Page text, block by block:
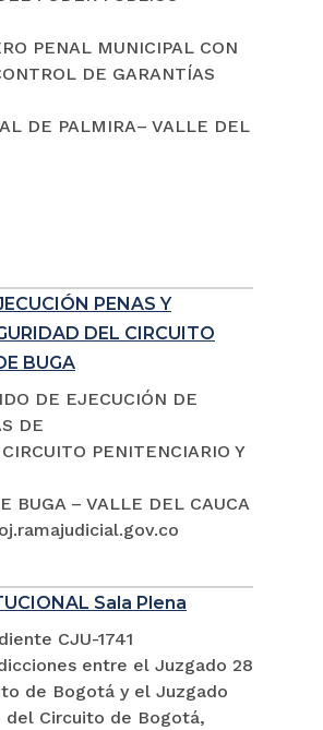
PENAL MUNICIPAL CON
DE GARANTÍAS
DE PALMIRA– VALLE DEL
PENAS Y
DEL CIRCUITO
BUGA
DE EJECUCIÓN DE
DE
PENITENCIARIO Y
BUGA – VALLE DEL CAUCA
Sala Plena
CJU-1741
entre el Juzgado 28
de Bogotá y el Juzgado
del Circuito de Bogotá,